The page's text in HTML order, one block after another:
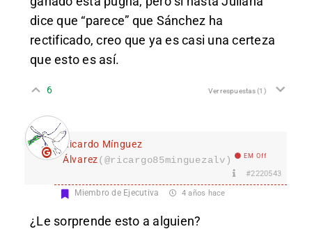
dice que “parece” que Sánchez ha
rectificado, creo que ya es casi una certeza
que esto es así.
6 Ver respuestas(1)
Ricardo Mínguez
Álvarez(@ricargo85minguezalv) EM Off
#2220543
Miembro de Ejecutiva 4 años hace
¿Le sorprende esto a alguien?